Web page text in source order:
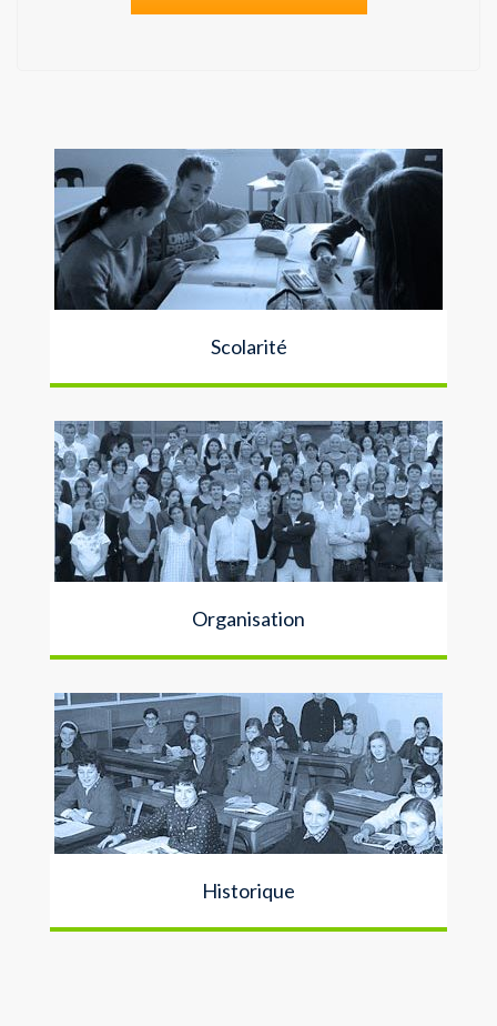
Scolarité
Organisation
Historique